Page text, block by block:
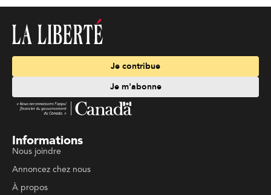
Je contribue
Je m'abonne
Informations
Nous joindre
Annoncez chez nous
À propos